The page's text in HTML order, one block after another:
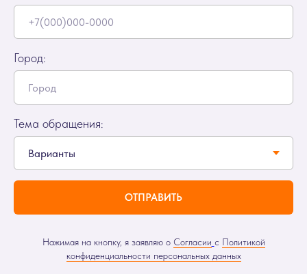
Город:
Тема обращения:
ОТПРАВИТЬ
Нажимая на кнопку, я заявляю о Согласии с Политикой
конфиденциальности персональных данных